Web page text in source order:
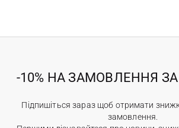
-10% НА ЗАМОВЛЕННЯ
Підпишіться зараз щоб отримати
замовлення.